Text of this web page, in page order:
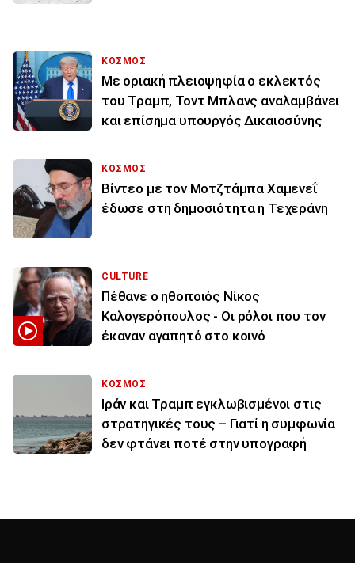
ΚΟΣΜΟΣ
Με οριακή πλειοψηφία ο εκλεκτός
του Τραμπ, Τοντ Μπλανς αναλαμβάνει
και επίσημα υπουργός Δικαιοσύνης
ΚΟΣΜΟΣ
Βίντεο με τον Μοτζτάμπα Χαμενεΐ
έδωσε στη δημοσιότητα η Τεχεράνη
CULTURE
Πέθανε ο ηθοποιός Νίκος
Καλογερόπουλος - Οι ρόλοι που τον
έκαναν αγαπητό στο κοινό
ΚΟΣΜΟΣ
Ιράν και Τραμπ εγκλωβισμένοι στις
στρατηγικές τους – Γιατί η συμφωνία
δεν φτάνει ποτέ στην υπογραφή